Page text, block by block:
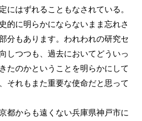
にはずれることもなされている。
的に明らかにならないまま忘れさ
分もあります。われわれの研究セ
しつつも、過去においてどういっ
たのかということを明らかにして
それもまた重要な使命だと思って
都からも遠くない兵庫県神戸市に